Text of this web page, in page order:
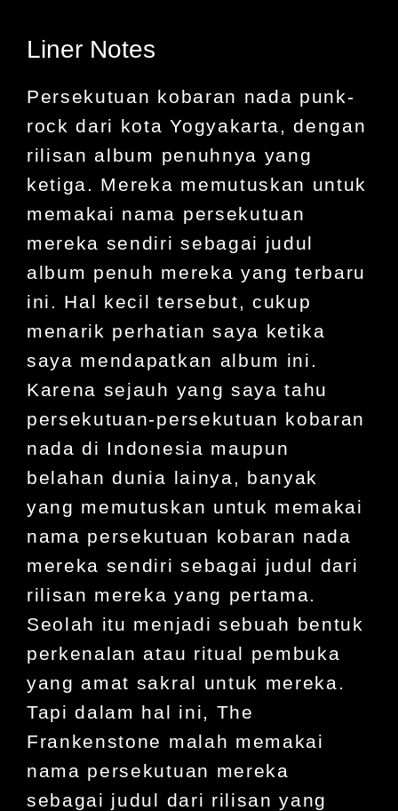
Liner Notes
Persekutuan kobaran nada punk-
rock dari kota Yogyakarta, dengan
rilisan album penuhnya yang
ketiga. Mereka memutuskan untuk
memakai nama persekutuan
mereka sendiri sebagai judul
album penuh mereka yang terbaru
ini. Hal kecil tersebut, cukup
menarik perhatian saya ketika
saya mendapatkan album ini.
Karena sejauh yang saya tahu
persekutuan-persekutuan kobaran
nada di Indonesia maupun
belahan dunia lainya, banyak
yang memutuskan untuk memakai
nama persekutuan kobaran nada
mereka sendiri sebagai judul dari
rilisan mereka yang pertama.
Seolah itu menjadi sebuah bentuk
perkenalan atau ritual pembuka
yang amat sakral untuk mereka.
Tapi dalam hal ini, The
Frankenstone malah memakai
nama persekutuan mereka
sebagai judul dari rilisan yang